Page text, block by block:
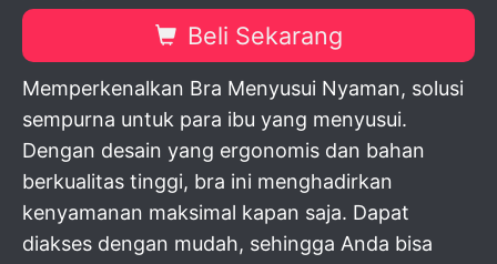
Beli Sekarang
Memperkenalkan Bra Menyusui Nyaman, solusi
sempurna untuk para ibu yang menyusui.
Dengan desain yang ergonomis dan bahan
berkualitas tinggi, bra ini menghadirkan
kenyamanan maksimal kapan saja. Dapat
diakses dengan mudah, sehingga Anda bisa